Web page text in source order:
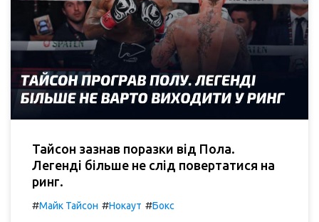
Тайсон зазнав поразки від Пола.
Легенді більше не слід повертатися на
ринг.
#Майк Тайсон #Нокаут #Бокс